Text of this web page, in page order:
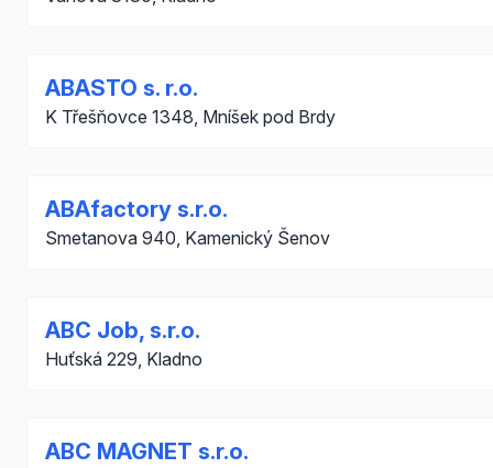
ABASTO s. r.o.
K Třešňovce 1348, Mníšek pod Brdy
ABAfactory s.r.o.
Smetanova 940, Kamenický Šenov
ABC Job, s.r.o.
Huťská 229, Kladno
ABC MAGNET s.r.o.